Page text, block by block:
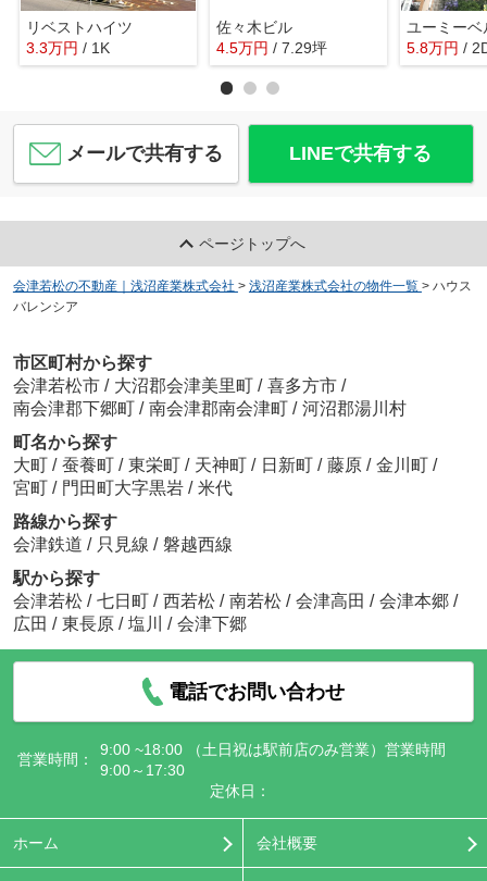
リベストハイツ
3.3万円 / 1K
佐々木ビル
4.5万円 / 7.29坪
ユーミーベ
5.8万円 /
メールで共有する LINEで共有する
ページトップへ
会津若松の不動産｜浅沼産業株式会社 > 浅沼産業株式会社の物件一覧 > ハウス
バレンシア
市区町村から探す
会津若松市 / 大沼郡会津美里町 / 喜多方市 /
南会津郡下郷町 / 南会津郡南会津町 / 河沼郡湯川村
町名から探す
大町 / 蚕養町 / 東栄町 / 天神町 / 日新町 / 藤原 / 金川町 /
宮町 / 門田町大字黒岩 / 米代
路線から探す
会津鉄道 / 只見線 / 磐越西線
駅から探す
会津若松 / 七日町 / 西若松 / 南若松 / 会津高田 / 会津本郷 /
広田 / 東長原 / 塩川 / 会津下郷
電話でお問い合わせ
営業時間：
9:00 ~18:00 （土日祝は駅前店のみ営業）営業時間
9:00～17:30
定休日：
ホーム 会社概要